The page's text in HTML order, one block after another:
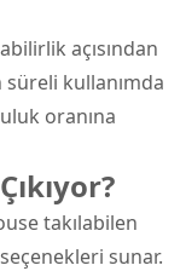
açısından
süreli kullanımda
oranına
takılabilen
sunar.